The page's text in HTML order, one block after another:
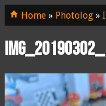
Home » Photolog »